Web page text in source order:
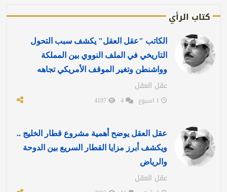
كتاب الرأي
الكاتب "عقل العقل" يكشف سبب التحول
التاريخي في الملف النووي بين المملكة
وواشنطن وتغير الموقف الأمريكي تجاهه
عقل العقل
عقل العقل يوضح أهمية مشروع قطار الخليج ..
ويكشف أبرز مزايا القطار السريع بين الدوحة
والرياض
عقل العقل